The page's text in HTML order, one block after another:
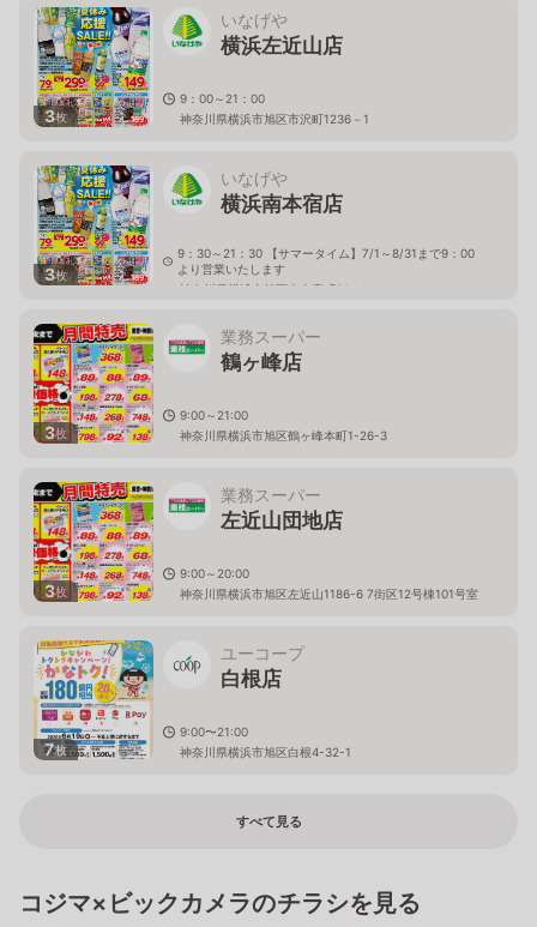
3枚
いなげや
横浜左近山店
9：00～21：00
神奈川県横浜市旭区市沢町1236－1
3枚
いなげや
横浜南本宿店
9：30～21：30 【サマータイム】7/1～8/31まで9：00
より営業いたします
神奈川県横浜市旭区南本宿町31－1
3枚
業務スーパー
鶴ヶ峰店
9:00～21:00
神奈川県横浜市旭区鶴ヶ峰本町1-26-3
3枚
業務スーパー
左近山団地店
9:00～20:00
神奈川県横浜市旭区左近山1186-6 7街区12号棟101号室
7枚
ユーコープ
白根店
9:00〜21:00
神奈川県横浜市旭区白根4-32-1
すべて見る
コジマ×ビックカメラのチラシを見る